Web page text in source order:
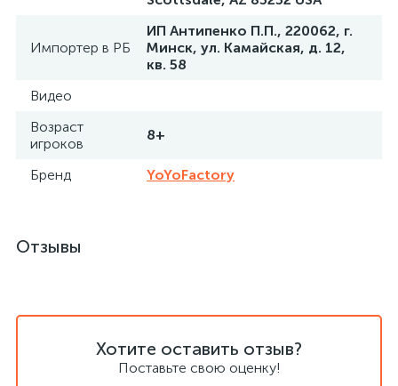
Импортер в РБ
ИП Антипенко П.П., 220062, г.
Минск, ул. Камайская, д. 12,
кв. 58
Видео
Возраст
игроков
8+
Бренд YoYoFactory
Отзывы
Хотите оставить отзыв?
Поставьте свою оценку!